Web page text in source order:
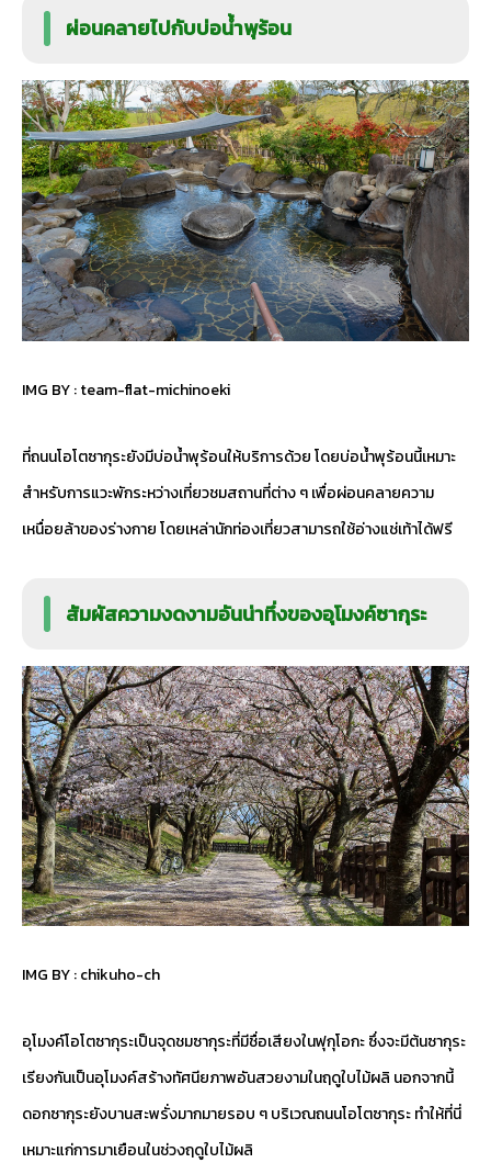
ผ่อนคลายไปกับบ่อน้ำพุร้อน
IMG BY :team-flat-michinoeki
ที่ถนนโอโตซากุระยังมีบ่อน้ำพุร้อนให้บริการด้วย โดยบ่อน้ำพุร้อนนี้เหมาะ
สำหรับการแวะพักระหว่างเที่ยวชมสถานที่ต่าง ๆ เพื่อผ่อนคลายความ
เหนื่อยล้าของร่างกาย โดยเหล่านักท่องเที่ยวสามารถใช้อ่างแช่เท้าได้ฟรี
สัมผัสความงดงามอันน่าทึ่งของอุโมงค์ซากุระ
IMG BY :chikuho-ch
อุโมงค์โอโตซากุระเป็นจุดชมซากุระที่มีชื่อเสียงในฟุกุโอกะ ซึ่งจะมีต้นซากุระ
เรียงกันเป็นอุโมงค์สร้างทัศนียภาพอันสวยงามในฤดูใบไม้ผลิ นอกจากนี้
ดอกซากุระยังบานสะพรั่งมากมายรอบ ๆ บริเวณถนนโอโตซากุระ ทำให้ที่นี่
เหมาะแก่การมาเยือนในช่วงฤดูใบไม้ผลิ